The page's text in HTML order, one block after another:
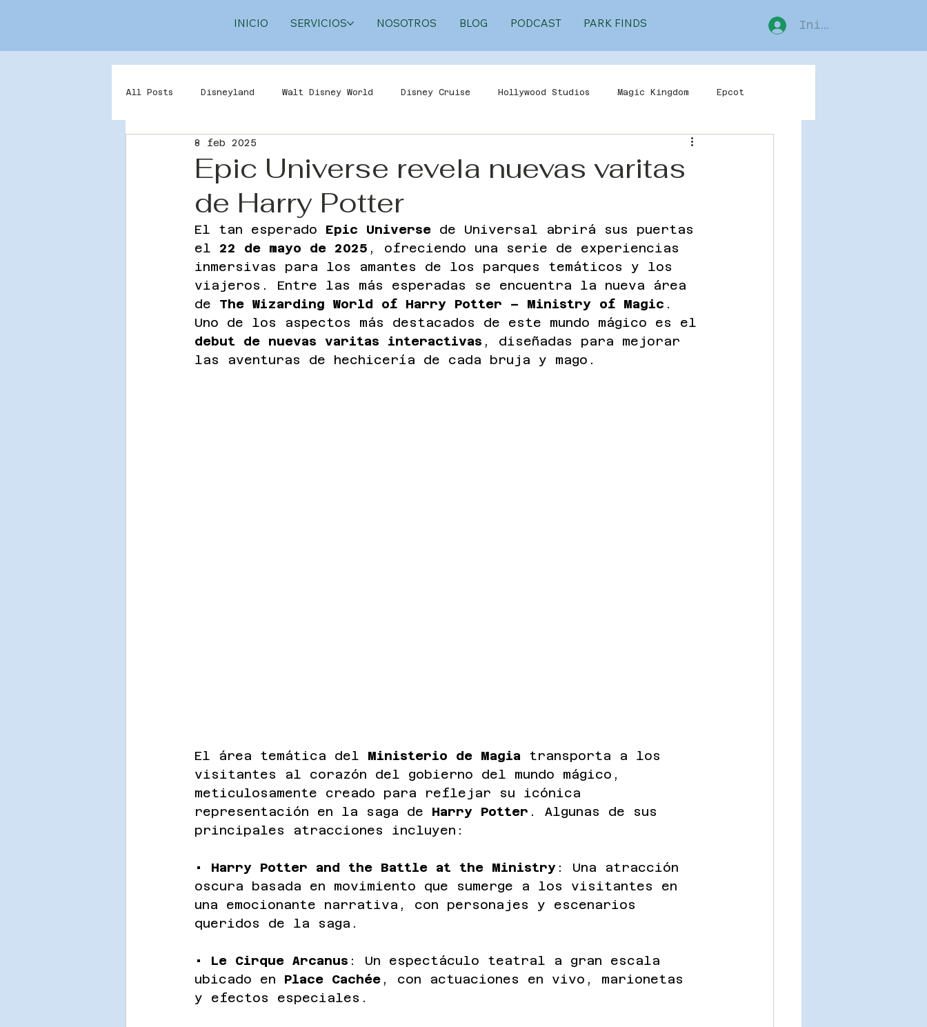
INICIO SERVICIOS NOSOTROS BLOG PODCAST PARK FINDS Iniciar sesión
All Posts Disneyland Walt Disney World Disney Cruise Hollywood Studios Magic Kingdom Epcot
Animal Kingdom Volcano Bay
Epic Universe revela nuevas varitas
de Harry Potter
8 feb 2025
El tan esperado Epic Universe de Universal abrirá sus puertas
el 22 de mayo de 2025 , ofreciendo una serie de experiencias
inmersivas para los amantes de los parques temáticos y los
viajeros. Entre las más esperadas se encuentra la nueva área
de The Wizarding World of Harry Potter – Ministry of Magic .
Uno de los aspectos más destacados de este mundo mágico es el
debut de nuevas varitas interactivas , diseñadas para mejorar
las aventuras de hechicería de cada bruja y mago.
El área temática del Ministerio de Magia transporta a los
visitantes al corazón del gobierno del mundo mágico,
meticulosamente creado para reflejar su icónica
representación en la saga de Harry Potter . Algunas de sus
principales atracciones incluyen:
• Harry Potter and the Battle at the Ministry : Una atracción
oscura basada en movimiento que sumerge a los visitantes en
una emocionante narrativa, con personajes y escenarios
queridos de la saga.
• Le Cirque Arcanus : Un espectáculo teatral a gran escala
ubicado en Place Cachée , con actuaciones en vivo, marionetas
y efectos especiales.